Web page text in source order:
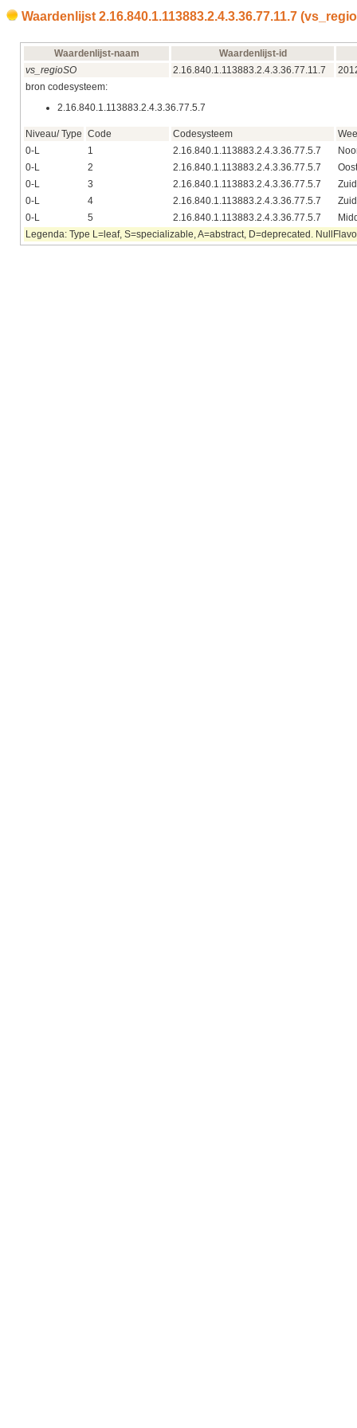
Waardenlijst 2.16.840.1.113883.2.4.3.36.77.11.7
Waardenlijst-naam
Waardenlijst-id
vs_regioSO
2.16.840.1.113883.2.4.3.36.77.11.7
bron codesysteem:
2.16.840.1.113883.2.4.3.36.77.5.7
Niveau/ Type Code Codesysteem
0-L
1 2.16.840.1.113883.2.4.3.36.77.5.7
0-L
2 2.16.840.1.113883.2.4.3.36.77.5.7
Oost
0-L
3 2.16.840.1.113883.2.4.3.36.77.5.7
Zuid
0-L
4 2.16.840.1.113883.2.4.3.36.77.5.7
0-L
5 2.16.840.1.113883.2.4.3.36.77.5.7
Legenda: Type L=leaf, S=specializable, A=abstract, D=deprecated.